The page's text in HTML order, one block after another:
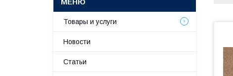
Товары и услуги
Новости
Статьи